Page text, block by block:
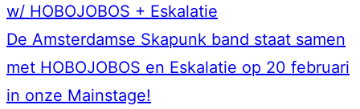
w/ HOBOJOBOS + Eskalatie
De Amsterdamse Skapunk band staat samen
met HOBOJOBOS en Eskalatie op 20 februari
in onze Mainstage!